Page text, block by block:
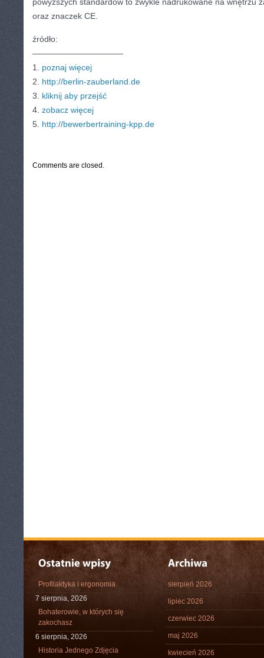
oraz znaczek CE.
źródło:
———————————
1. poznaj więcej
2. http://berlin-zauberland.de
3. kliknij aby przejść
4. zobacz więcej
5. http://bewerbertraining-kpp.de
Comments are closed.
Profilaktyka i ergonomia
7 sierpnia, 2026
Bohaterowie, w których się
zakochasz
6 sierpnia, 2026
Historia Jednego Zdjęcia
sierpień 2026
lipiec 2026
czerwiec 2026
maj 2026
kwiecień 2026